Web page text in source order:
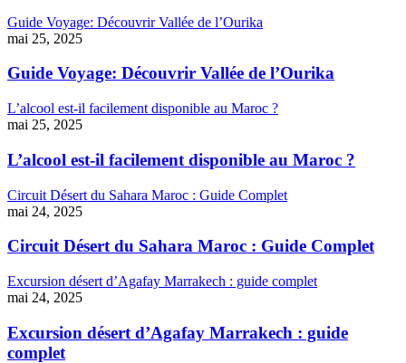
Guide Voyage: Découvrir Vallée de l’Ourika
mai 25, 2025
Guide Voyage: Découvrir Vallée de l’Ourika
L’alcool est-il facilement disponible au Maroc ?
mai 25, 2025
L’alcool est-il facilement disponible au Maroc ?
Circuit Désert du Sahara Maroc : Guide Complet
mai 24, 2025
Circuit Désert du Sahara Maroc : Guide Complet
Excursion désert d’Agafay Marrakech : guide complet
mai 24, 2025
Excursion désert d’Agafay Marrakech : guide
complet